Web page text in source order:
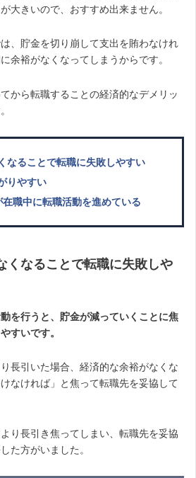
大きいので、おすすめ出来ません。
、貯金を切り崩して支出を賄わなけれ
余裕がなくなってしまうからです。
から転職することの経済的なデメリッ
なることで転職に失敗しやすい
りやすい
職中に転職活動を進めている
くなることで転職に失敗しや
を行うと、貯金が減っていくことに焦
すいです。
長引いた場合、経済的な余裕がなくな
なければ」と焦って転職先を妥協して
り長引き焦ってしまい、転職先を妥協
た方がいました。